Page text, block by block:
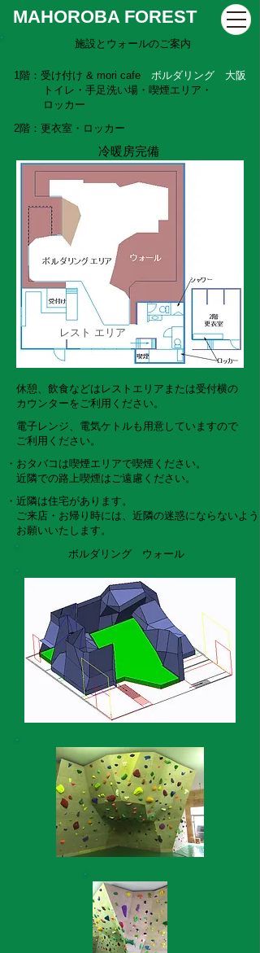
MAHOROBA FOREST
施設とウォールのご案内
1階：受け付け & mori cafe ボルダリング 大阪
トイレ・手足洗い場・喫煙エリア・
ロッカー
2階：更衣室・ロッカー
冷暖房完備
レスト エリア
休憩、飲食などはレストエリアまたは受付横の
カウンターをご利用ください。
電子レンジ、電気ケトルも用意していますので
ご利用ください。
・おタバコは喫煙エリアで喫煙ください。
近隣での路上喫煙はご遠慮ください。
・近隣は住宅があります。
ご来店・お帰り時には、近隣の迷惑にならないよう
お願いいたします。
ボルダリング ウォール